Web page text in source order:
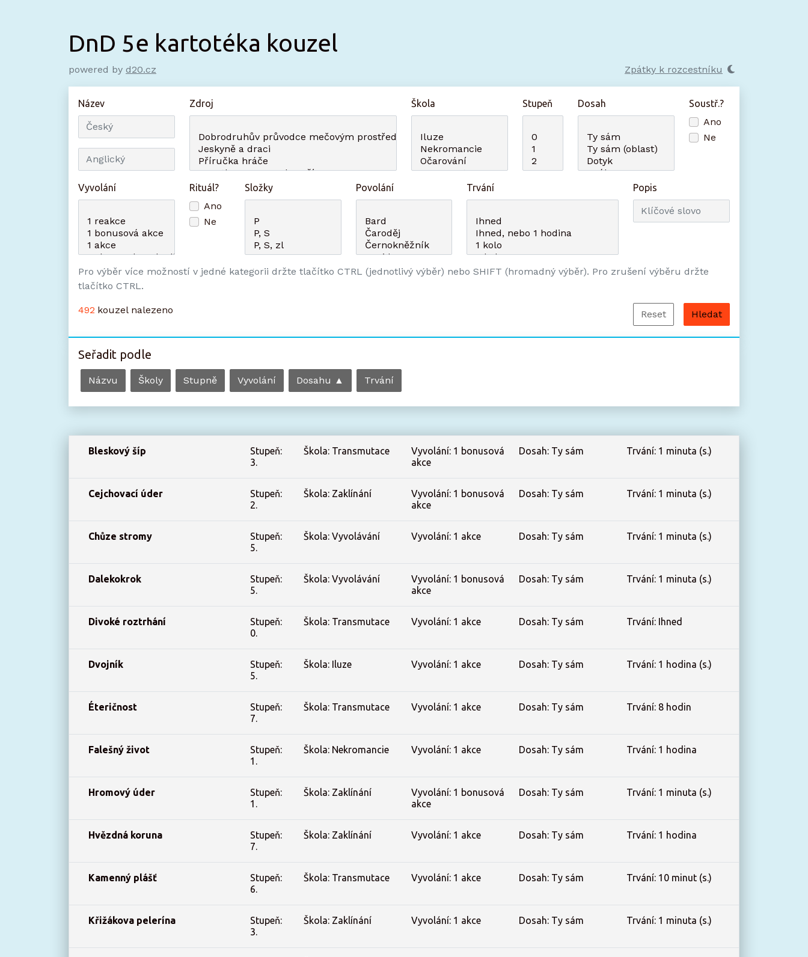
DnD 5e kartotéka kouzel
powered by d20.cz Zpátky k rozcestníku
Název Zdroj Škola Stupeň Dosah Soustř.?
Ano
Ne
Vyvolání Rituál?
Ano
Ne
Složky Povolání Trvání Popis
Pro výběr více možností v jedné kategorii držte tlačítko CTRL (jednotlivý výběr) nebo SHIFT (hromadný výběr). Pro zrušení výběru držte
tlačítko CTRL.
492 kouzel nalezeno Reset
Seřadit podle
Názvu Školy Stupně Vyvolání Dosahu ▲ Trvání
Bleskový šíp
Stupeň:
3.
Škola: Transmutace
Vyvolání: 1 bonusová
akce
Dosah: Ty sám Trvání: 1 minuta (s.)
Cejchovací úder
Stupeň:
2.
Škola: Zaklínání
Vyvolání: 1 bonusová
akce
Dosah: Ty sám Trvání: 1 minuta (s.)
Chůze stromy
Stupeň:
5.
Škola: Vyvolávání Vyvolání: 1 akce Dosah: Ty sám Trvání: 1 minuta (s.)
Dalekokrok
Stupeň:
5.
Škola: Vyvolávání
Vyvolání: 1 bonusová
akce
Dosah: Ty sám Trvání: 1 minuta (s.)
Divoké roztrhání
Stupeň:
0.
Škola: Transmutace Vyvolání: 1 akce Dosah: Ty sám Trvání: Ihned
Dvojník
Stupeň:
5.
Škola: Iluze Vyvolání: 1 akce Dosah: Ty sám Trvání: 1 hodina (s.)
Éteričnost
Stupeň:
7.
Škola: Transmutace Vyvolání: 1 akce Dosah: Ty sám Trvání: 8 hodin
Falešný život
Stupeň:
1.
Škola: Nekromancie Vyvolání: 1 akce Dosah: Ty sám Trvání: 1 hodina
Hromový úder
Stupeň:
1.
Škola: Zaklínání
Vyvolání: 1 bonusová
akce
Dosah: Ty sám Trvání: 1 minuta (s.)
Hvězdná koruna
Stupeň:
7.
Škola: Zaklínání Vyvolání: 1 akce Dosah: Ty sám Trvání: 1 hodina
Kamenný plášť
Stupeň:
6.
Škola: Transmutace Vyvolání: 1 akce Dosah: Ty sám Trvání: 10 minut (s.)
Křižákova pelerína
Stupeň:
3.
Škola: Zaklínání Vyvolání: 1 akce Dosah: Ty sám Trvání: 1 minuta (s.)